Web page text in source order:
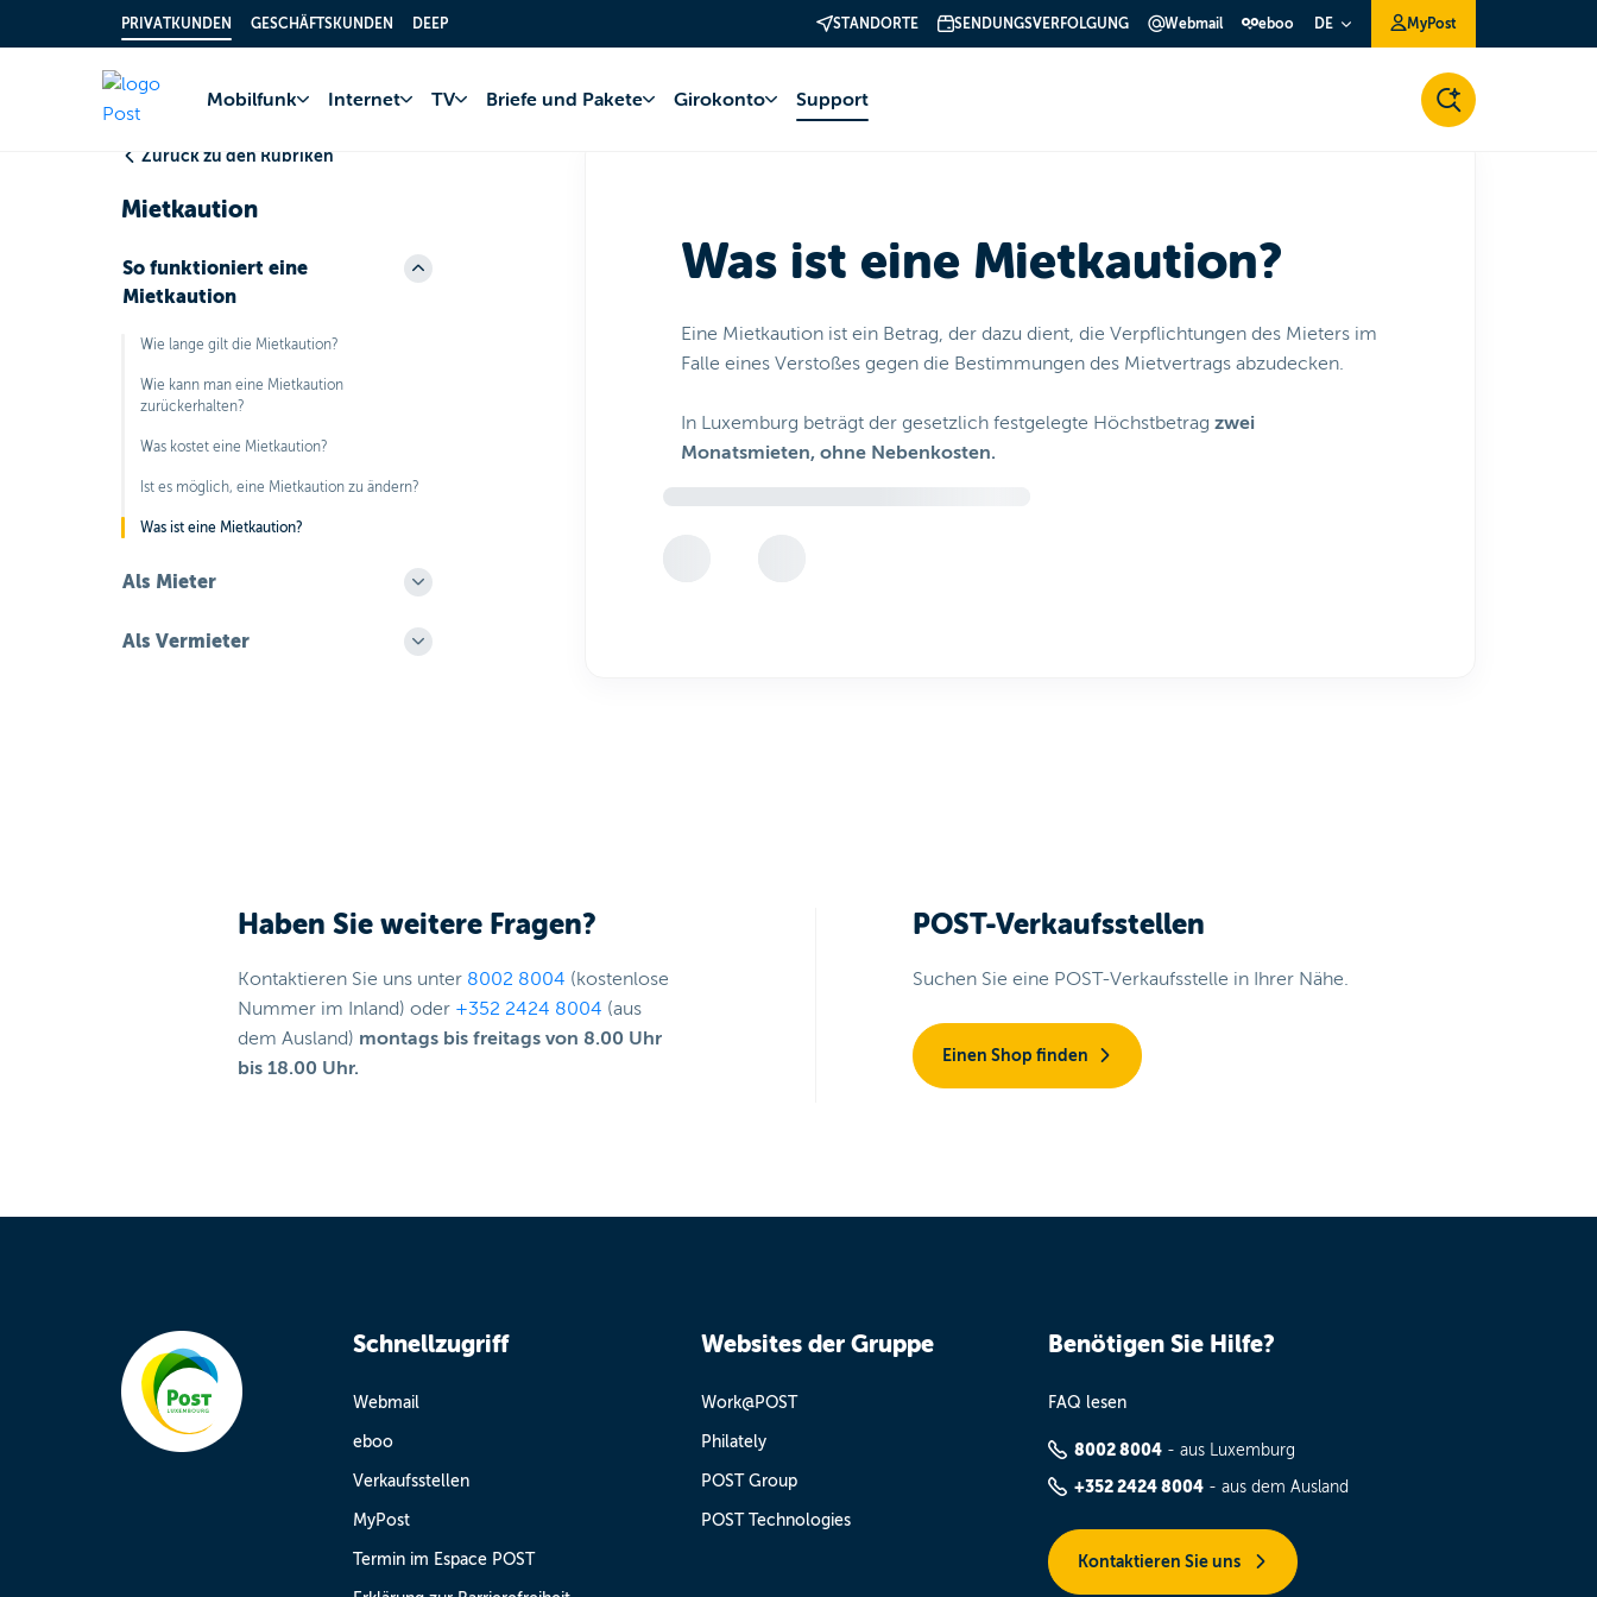
PRIVATKUNDEN GESCHÄFTSKUNDEN DEEP STANDORTE SENDUNGSVERFOLGUNG Webmail eboo DE MyPost
Mobilfunk Internet TV Briefe und Pakete Girokonto Support
Zurück zu den Rubriken
Mietkaution
So funktioniert eine
Mietkaution
Wie lange gilt die Mietkaution?
Wie kann man eine Mietkaution
zurückerhalten?
Was kostet eine Mietkaution?
Ist es möglich, eine Mietkaution zu ändern?
Was ist eine Mietkaution?
Als Mieter
Als Vermieter
Was ist eine Mietkaution?
Eine Mietkaution ist ein Betrag, der dazu dient, die Verpflichtungen des Mieters im
Falle eines Verstoßes gegen die Bestimmungen des Mietvertrags abzudecken.
In Luxemburg beträgt der gesetzlich festgelegte Höchstbetrag zwei
Monatsmieten, ohne Nebenkosten.
Haben Sie weitere Fragen?
Kontaktieren Sie uns unter 8002 8004 (kostenlose
Nummer im Inland) oder +352 2424 8004 (aus
dem Ausland) montags bis freitags von 8.00 Uhr
bis 18.00 Uhr.
POST-Verkaufsstellen
Suchen Sie eine POST-Verkaufsstelle in Ihrer Nähe.
Einen Shop finden
Schnellzugriff
Webmail
eboo
Verkaufsstellen
MyPost
Termin im Espace POST
Websites der Gruppe
Work@POST
Philately
POST Group
POST Technologies
Benötigen Sie Hilfe?
FAQ lesen
8002 8004 - aus Luxemburg
+352 2424 8004 - aus dem Ausland
Kontaktieren Sie uns